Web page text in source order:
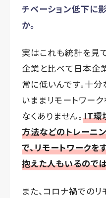
チベーション低下に
か。
実はこれも統計を見
企業と比べて日本企
常に低いんです。十
いままリモートワー
なくありません。IT環
方法などのトレーニ
で、リモートワークを
抱えた人もいるので
また、コロナ禍での